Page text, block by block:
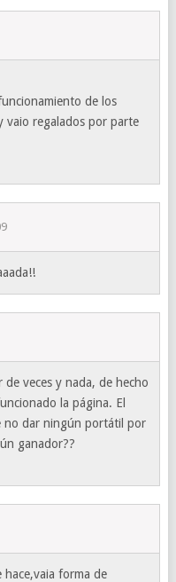
de los
vaio regalados por parte
veces y nada, de hecho
la página. El
no dar ningún portátil por
ganador??
hace,vaia forma de